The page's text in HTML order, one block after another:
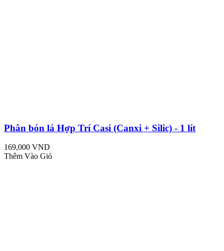
Phân bón lá Hợp Trí Casi (Canxi + Silic) - 1 lít
169,000 VND
Thêm Vào Giỏ